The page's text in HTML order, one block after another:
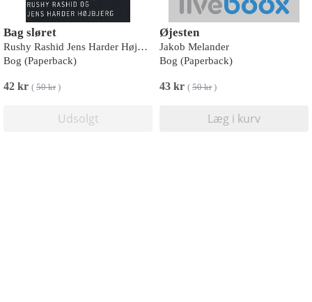
Bag sløret
Rushy Rashid Jens Harder Højbjerg
Bog (Paperback)
42 kr ( 50 kr)
Udsolgt
Øjesten
Jakob Melander
Bog (Paperback)
43 kr ( 50 kr)
Læg i kurv